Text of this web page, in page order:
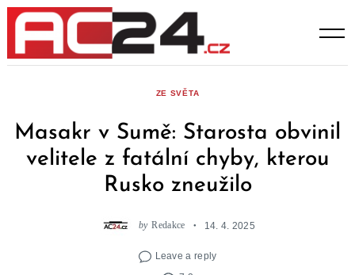
Skip
content
ZE SVĚTA
Masakr v Sumě: Starosta obvinil
velitele z fatální chyby, kterou
Rusko zneužilo
by Redakce 14. 4. 2025
Leave a reply